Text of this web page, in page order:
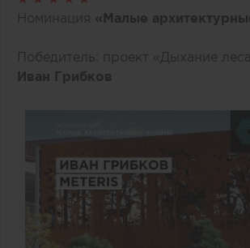
Номинация «Малые
Победитель: проект «Дыхание
Иван Грибков